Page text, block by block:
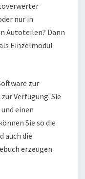
nur in
Autoteilen? Dann
Einzelmodul
zur
Verfügung. Sie
einen
Sie so die
auch die
erzeugen.